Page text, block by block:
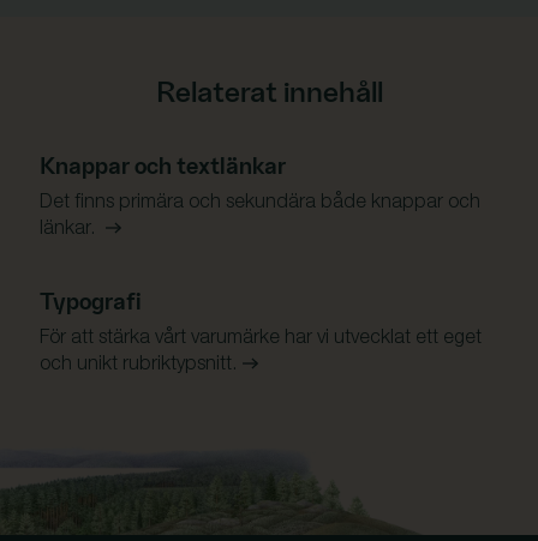
Relaterat innehåll
Knappar och textlänkar
Det finns primära och sekundära både knappar och
länkar.
Typografi
För att stärka vårt varumärke har vi utvecklat ett eget
och unikt rubriktypsnitt.